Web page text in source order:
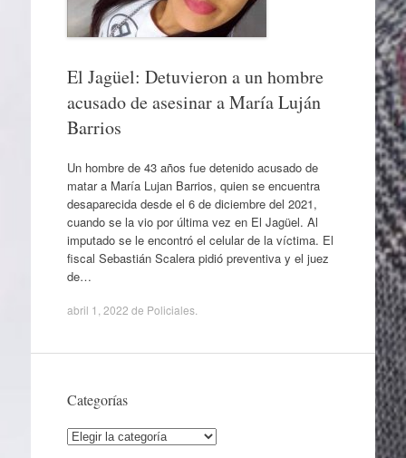
El Jagüel: Detuvieron a un hombre
acusado de asesinar a María Luján
Barrios
Un hombre de 43 años fue detenido acusado de
matar a María Lujan Barrios, quien se encuentra
desaparecida desde el 6 de diciembre del 2021,
cuando se la vio por última vez en El Jagüel. Al
imputado se le encontró el celular de la víctima. El
fiscal Sebastián Scalera pidió preventiva y el juez
de…
abril 1, 2022 de Policiales.
Categorías
Categorías